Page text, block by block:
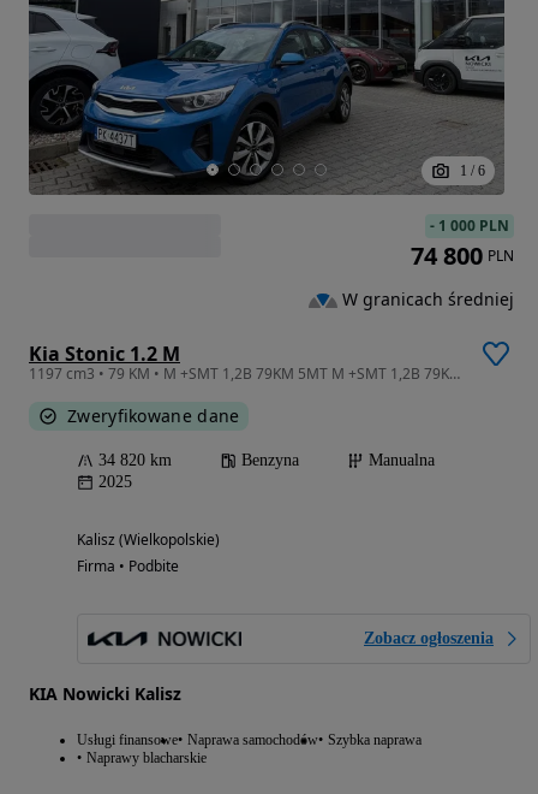
1 / 6
Kia Stonic 1.2 M
1197 cm3 • 79 KM • M +SMT 1,2B 79KM 5MT M +SMT 1,2B 79KM 5MT salon polska
Zweryfikowane dane
34 820 km Benzyna
Manualna
2025
Kalisz (Wielkopolskie)
Firma • Podbite
Zobacz ogłoszenia
KIA Nowicki Kalisz
Usługi finansowe Naprawa samochodów Szybka naprawa
Naprawy blacharskie
- 1 000 PLN
74 800 PLN
W granicach średniej